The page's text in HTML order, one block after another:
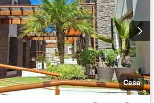
Casa